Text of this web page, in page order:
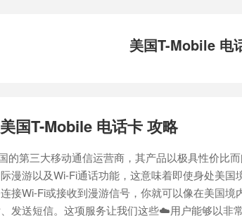
美国T-Mobile 电
美国T-Mobile 电话卡 攻略
的第三大移动通信运营商，其产品以极具性价比
漫游以及Wi-Fi通话功能，这意味着即使身处美国
接Wi-Fi或接收到漫游信号，你就可以像在美国境
发送短信。这项服务让我们这些☁️用户能够以非